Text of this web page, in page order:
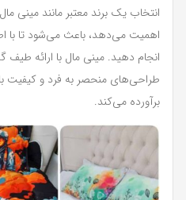
انتخاب یک برند معتبر مانند مینی
اهمیت می‌دهد، باعث می‌شود تا با
انجام دهید. مینی مال با ارائه طیف
طراحی‌های منحصر به فرد و کیفیت
برآورده می‌کند.